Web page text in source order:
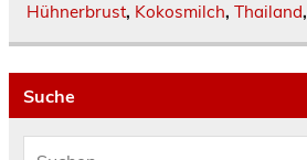
Hühnerbrust, Kokosmilch, Thailand,
Suche